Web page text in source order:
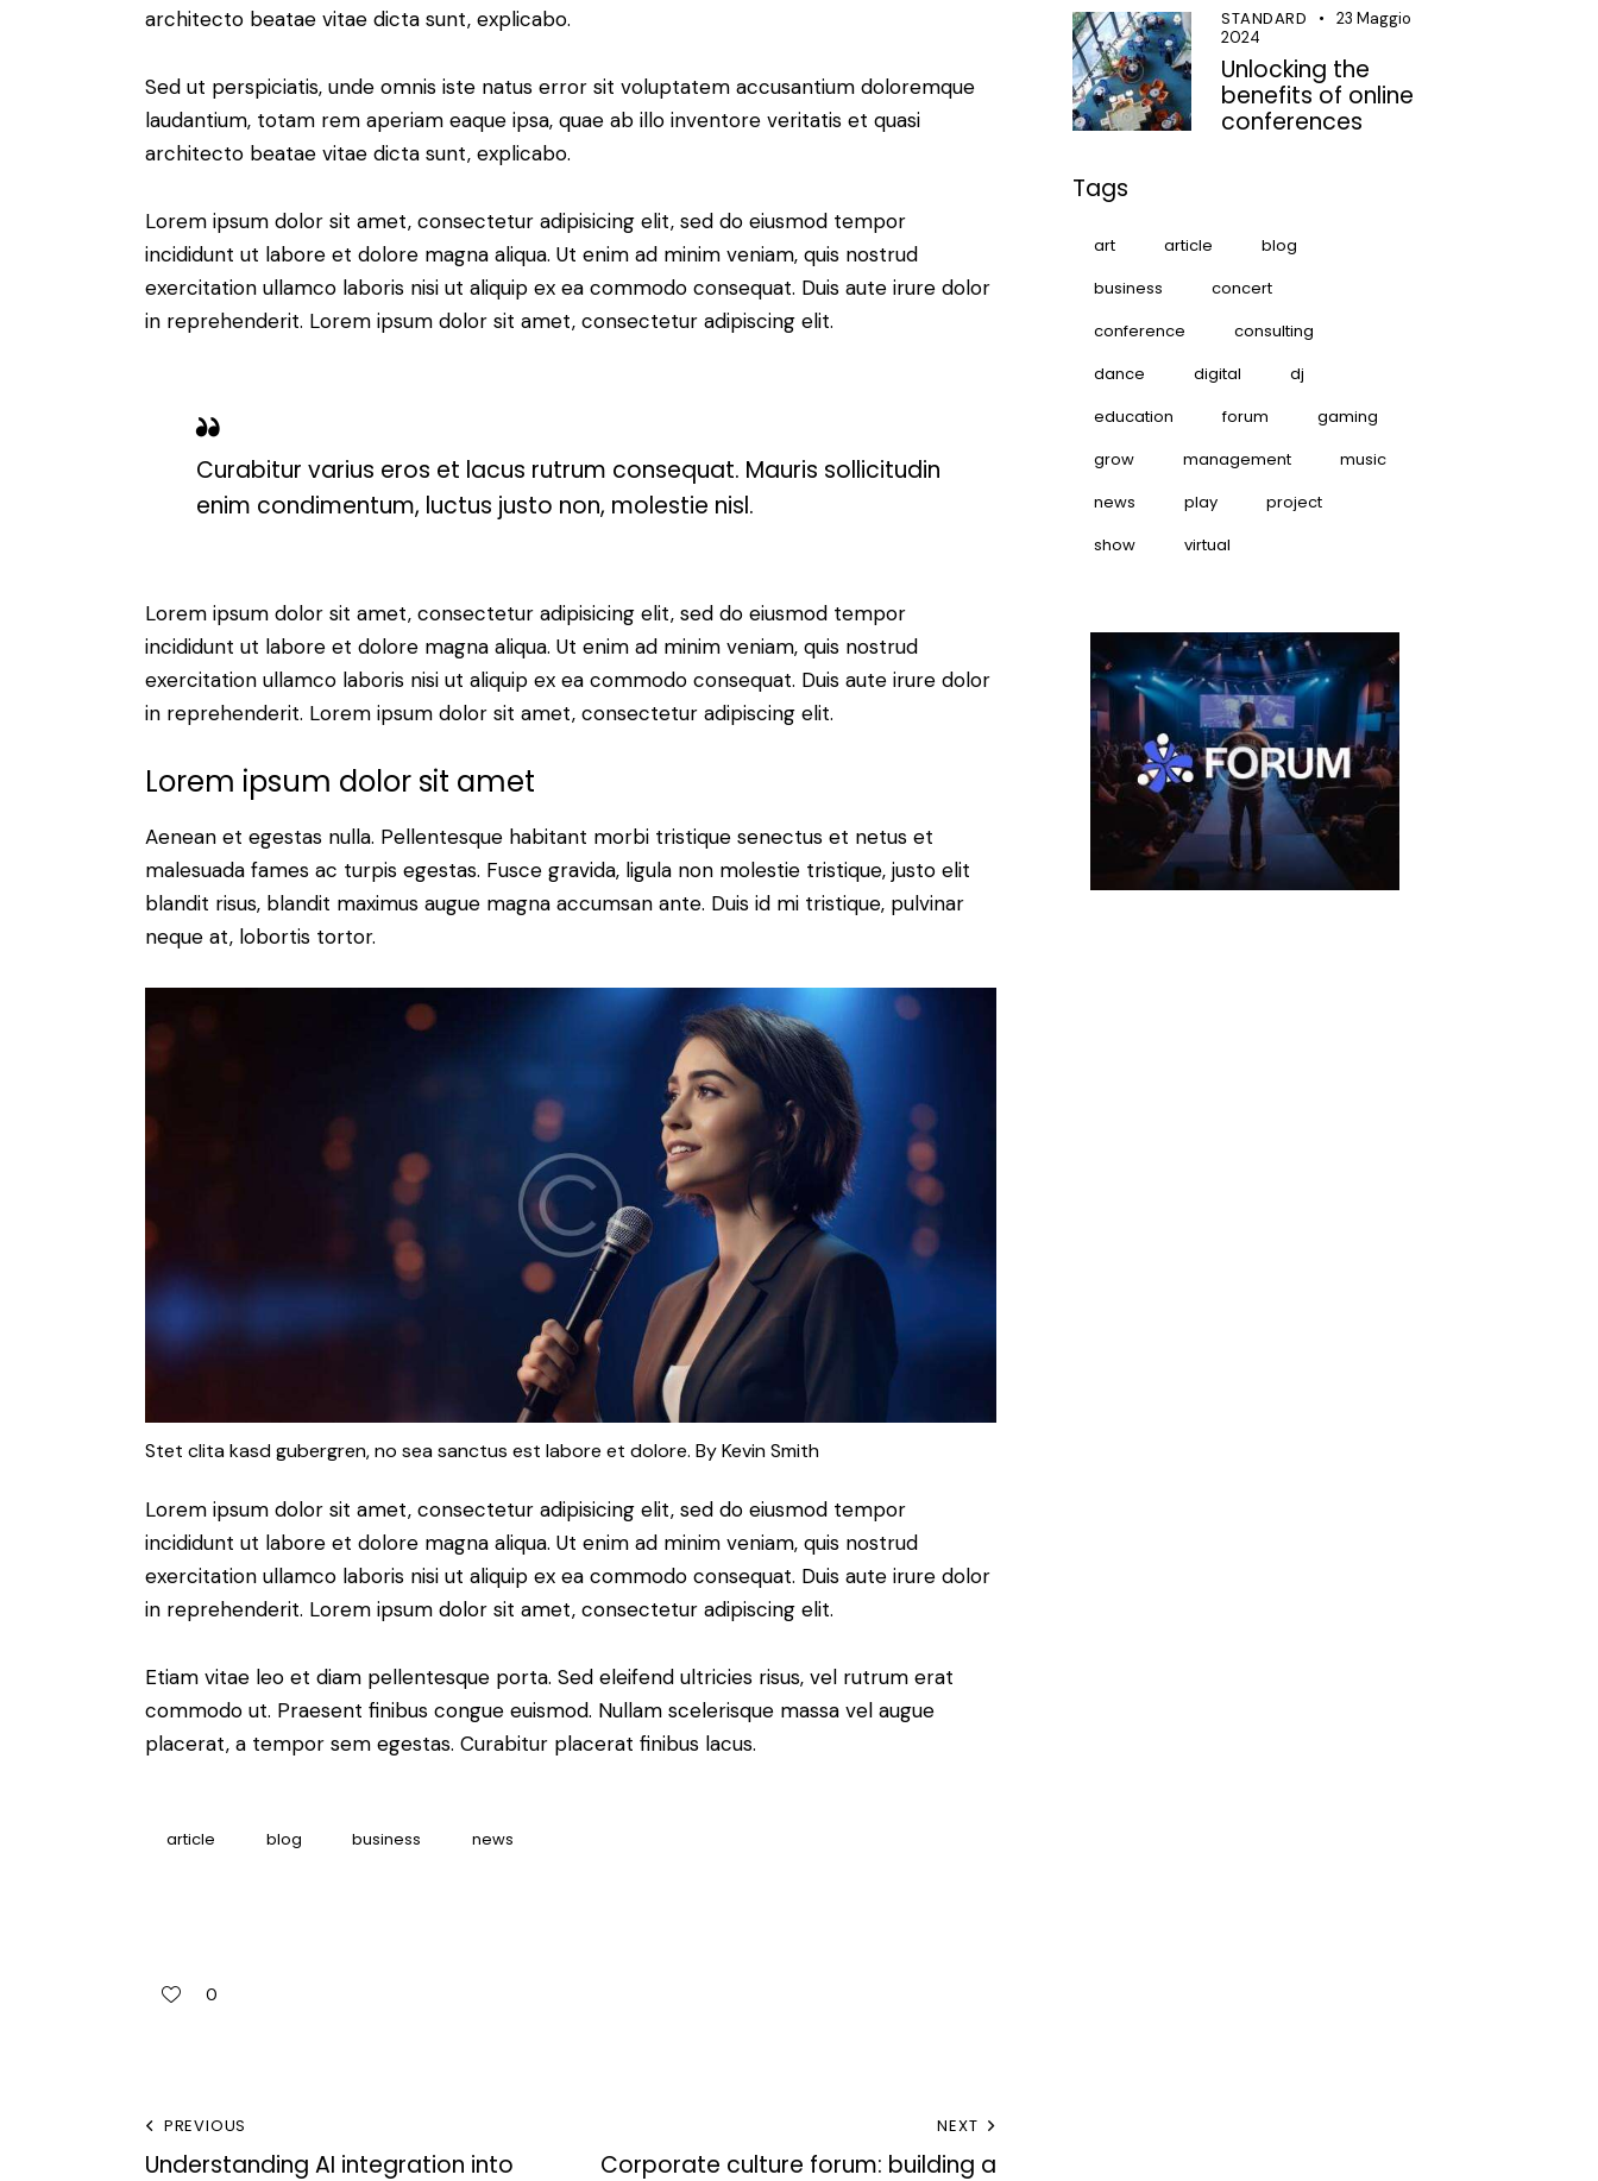
architecto beatae vitae dicta sunt, explicabo.
Sed ut perspiciatis, unde omnis iste natus error sit voluptatem accusantium doloremque
laudantium, totam rem aperiam eaque ipsa, quae ab illo inventore veritatis et quasi
architecto beatae vitae dicta sunt, explicabo.
Lorem ipsum dolor sit amet, consectetur adipisicing elit, sed do eiusmod tempor
incididunt ut labore et dolore magna aliqua. Ut enim ad minim veniam, quis nostrud
exercitation ullamco laboris nisi ut aliquip ex ea commodo consequat. Duis aute irure dolor
in reprehenderit. Lorem ipsum dolor sit amet, consectetur adipiscing elit.
Curabitur varius eros et lacus rutrum consequat. Mauris sollicitudin
enim condimentum, luctus justo non, molestie nisl.
Lorem ipsum dolor sit amet, consectetur adipisicing elit, sed do eiusmod tempor
incididunt ut labore et dolore magna aliqua. Ut enim ad minim veniam, quis nostrud
exercitation ullamco laboris nisi ut aliquip ex ea commodo consequat. Duis aute irure dolor
in reprehenderit. Lorem ipsum dolor sit amet, consectetur adipiscing elit.
Lorem ipsum dolor sit amet
Aenean et egestas nulla. Pellentesque habitant morbi tristique senectus et netus et
malesuada fames ac turpis egestas. Fusce gravida, ligula non molestie tristique, justo elit
blandit risus, blandit maximus augue magna accumsan ante. Duis id mi tristique, pulvinar
neque at, lobortis tortor.
Stet clita kasd gubergren, no sea sanctus est labore et dolore. ByKevin Smith
Lorem ipsum dolor sit amet, consectetur adipisicing elit, sed do eiusmod tempor
incididunt ut labore et dolore magna aliqua. Ut enim ad minim veniam, quis nostrud
exercitation ullamco laboris nisi ut aliquip ex ea commodo consequat. Duis aute irure dolor
in reprehenderit. Lorem ipsum dolor sit amet, consectetur adipiscing elit.
Etiam vitae leo et diam pellentesque porta. Sed eleifend ultricies risus, vel rutrum erat
commodo ut. Praesent finibus congue euismod. Nullam scelerisque massa vel augue
placerat, a tempor sem egestas. Curabitur placerat finibus lacus.
article blog business news
0
PREVIOUS
Understanding AI integration into
NEXT
Corporate culture forum: building a
STANDARD
23 Maggio
2024
Unlocking the
benefits of online
conferences
Tags
art article
blog
business
concert
conference
consulting
dance
digital
dj
education
forum
gaming
grow
management
music
news
play
project
show
virtual